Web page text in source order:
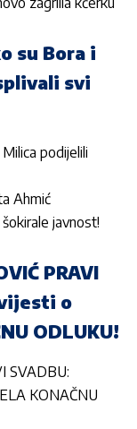
su Bora i
svi
podijelili
Ahmić
javnost!
PRAVI
o
ODLUKU!
SVADBU:
KONAČNU